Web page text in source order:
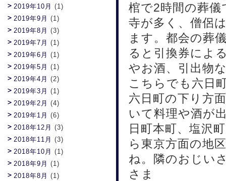
棺で2時間の葬
寺が多く、僧侶
ます。都会の葬
ると引換券によ
やお酒、引出物
こちらでも六日
六日町の下り方
いて料理や酒が
日町本町、塩沢
ら東京方面の地
ね。隣のおじい
さま
2019年10月 (1)
2019年9月 (1)
2019年8月 (3)
2019年7月 (1)
2019年6月 (1)
2019年5月 (1)
2019年4月 (2)
2019年3月 (1)
2019年2月 (4)
2019年1月 (6)
2018年12月 (3)
2018年11月 (3)
2018年10月 (1)
2018年9月 (1)
2018年8月 (1)